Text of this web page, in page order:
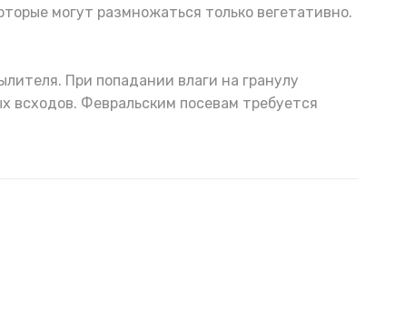
могут размножаться только вегетативно.
При попадании влаги на гранулу
всходов. Февральским посевам требуется